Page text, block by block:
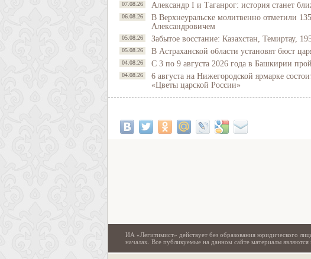
07.08.26 Александр I и Таганрог: история станет
06.08.26
В Верхнеуральске молитвенно отметили
Александровичем
05.08.26 Забытое восстание: Казахстан, Темиртау,
05.08.26 В Астраханской области установят бюст
04.08.26 С 3 по 9 августа 2026 года в Башкирии
04.08.26
6 августа на Нижегородской ярмарке
«Цветы царской России»
ИА «Легитимист» действует без образования юридического
началах. Все публикуемые на данном сайте материалы